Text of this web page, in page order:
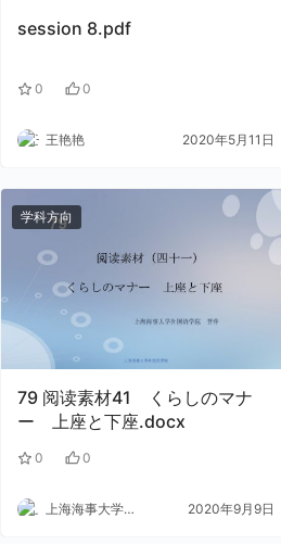
session 8.pdf
0 0
王艳艳 2020年5月11日
学科方向
79 阅读素材41 くらしのマナ
ー 上座と下座.docx
0 0
上海海事大学外语 2020年9月9日